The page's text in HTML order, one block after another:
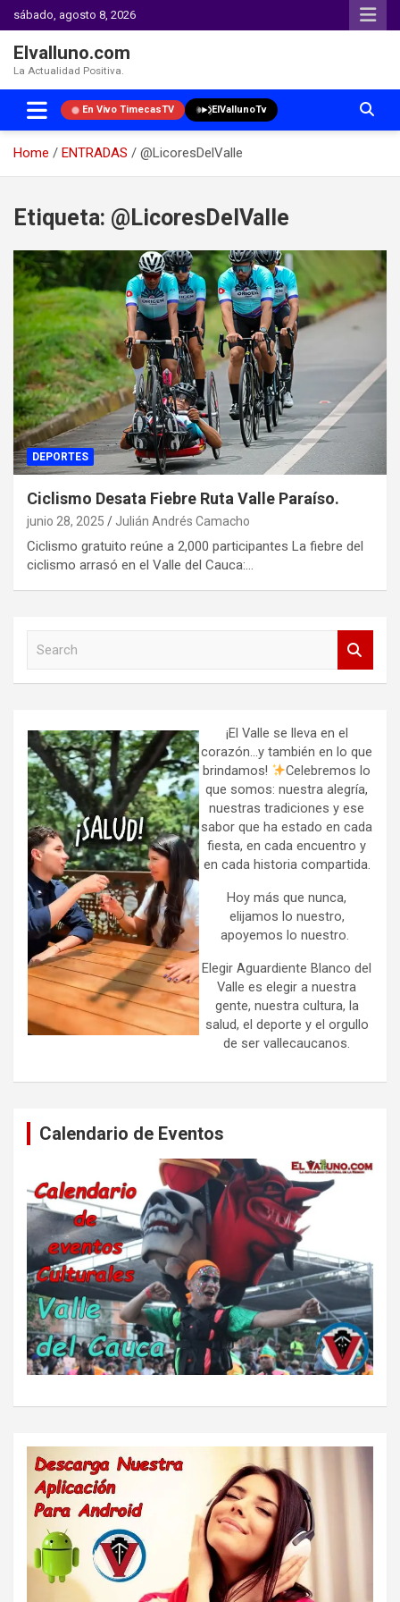
sábado, agosto 8, 2026
Elvalluno.com
La Actualidad Positiva.
En Vivo TimecasTV ElVallunoTv
Home ENTRADAS
@LicoresDelValle
content
Etiqueta: @LicoresDelValle
DEPORTES
Ciclismo Desata Fiebre Ruta Valle Paraíso.
junio 28, 2025 Julián Andrés Camacho
Ciclismo gratuito reúne a 2,000 participantes La fiebre del
ciclismo arrasó en el Valle del Cauca:…
h
¡El Valle se lleva en el
corazón…y también en lo que
brindamos!
Celebremos lo
que somos: nuestra alegría,
nuestras tradiciones y ese
sabor que ha estado en cada
fiesta, en cada encuentro y
en cada historia compartida.
Hoy más que nunca,
elijamos lo nuestro,
apoyemos lo nuestro.
Elegir Aguardiente Blanco del
Valle es elegir a nuestra
gente, nuestra cultura, la
salud, el deporte y el orgullo
de ser vallecaucanos.
Calendario de Eventos